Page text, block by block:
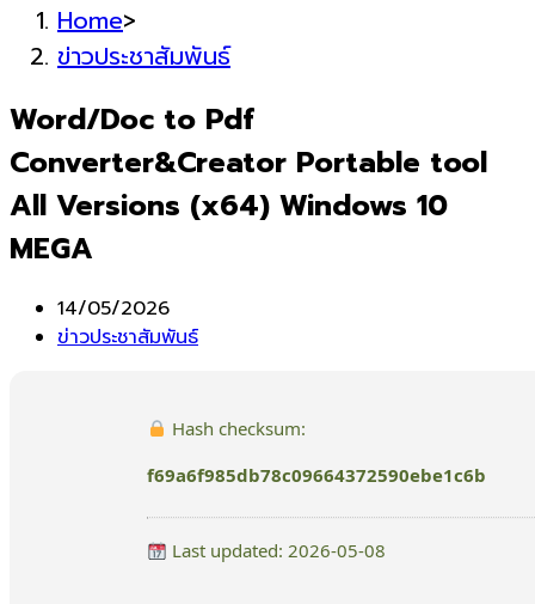
Home>
ข่าวประชาสัมพันธ์
Word/Doc to Pdf
Converter&Creator Portable tool
All Versions (x64) Windows 10
MEGA
Post
published:
14/05/2026
Post
ข่าวประชาสัมพันธ์
Hash checksum:
f69a6f985db78c09664372590ebe1c6b
Last updated: 2026-05-08